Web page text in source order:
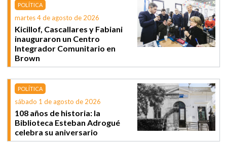
POLÍTICA
martes 4 de agosto de 2026
Kicillof, Cascallares y Fabiani
inauguraron un Centro
Integrador Comunitario en
Brown
POLÍTICA
sábado 1 de agosto de 2026
108 años de historia: la
Biblioteca Esteban Adrogué
celebra su aniversario